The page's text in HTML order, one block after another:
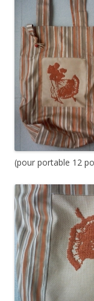
(pour portable 12